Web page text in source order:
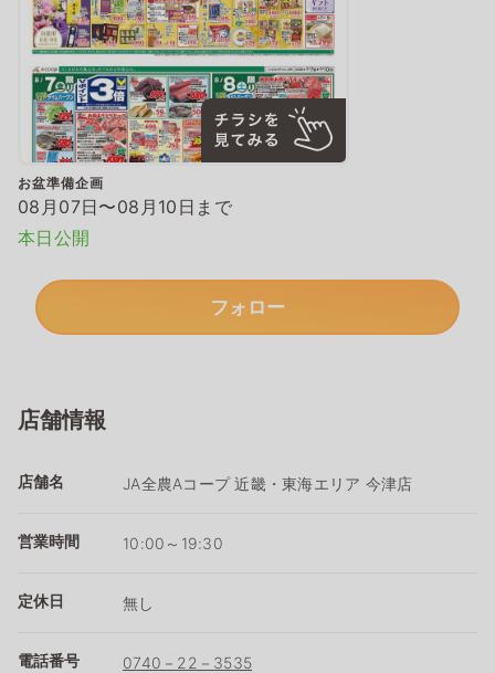
お盆準備企画
08月07日〜08月10日まで
本日公開
フォロー
店舗情報
店舗名 JA全農Aコープ 近畿・東海エリア 今津店
営業時間 10:00～19:30
定休日 無し
電話番号 0740－22－3535